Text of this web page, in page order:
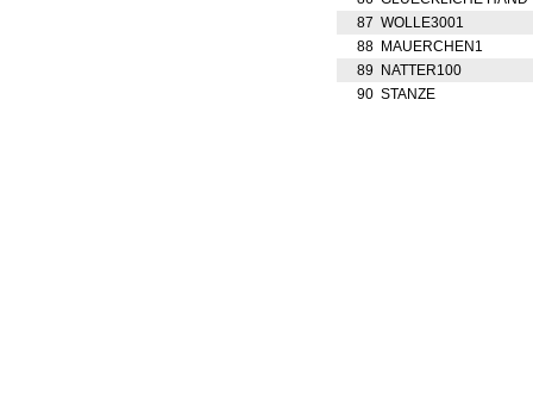
87 WOLLE3001
88
MAUERCHEN1
89
NATTER100
90 STANZE